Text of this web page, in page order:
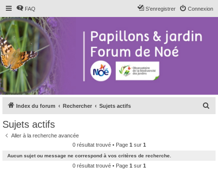
FAQ Connexion
S’enregistrer
Index du forum Rechercher Sujets actifs
Sujets actifs
Aller à la recherche avancée
0 résultat trouvé • Page 1 sur 1
Aucun sujet ou message ne correspond à vos critères de recherche.
0 résultat trouvé • Page 1 sur 1